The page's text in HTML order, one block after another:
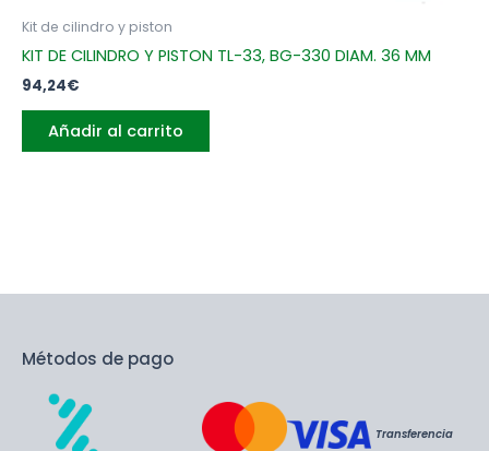
Kit de cilindro y piston
KIT DE CILINDRO Y PISTON TL-33, BG-330 DIAM. 36 MM
94,24€
Añadir al carrito
Métodos de pago
Transferencia